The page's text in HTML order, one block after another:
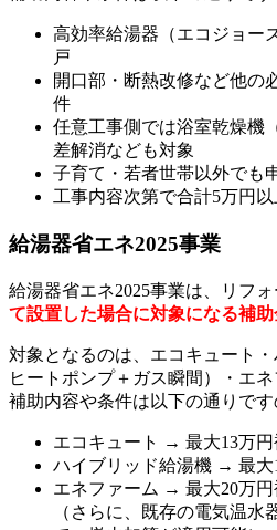
高効率給湯器（エコジョー
戸
開口部・断熱改修など他の
件
任意工事側では浴室乾燥機
差解消なども対象
子育て・若者世帯以外でも
工事内容次第で合計5万円
給湯器省エネ2025事業
給湯器省エネ2025事業は、リフ
て設置した場合に対象になる補
対象となるのは、エコキュート
ヒートポンプ＋ガス瞬間）・エネ
補助内容や条件は以下の通りです
エコキュート → 最大13万円
ハイブリッド給湯機 → 最大
エネファーム → 最大20万円
（さらに、既存の電気温水